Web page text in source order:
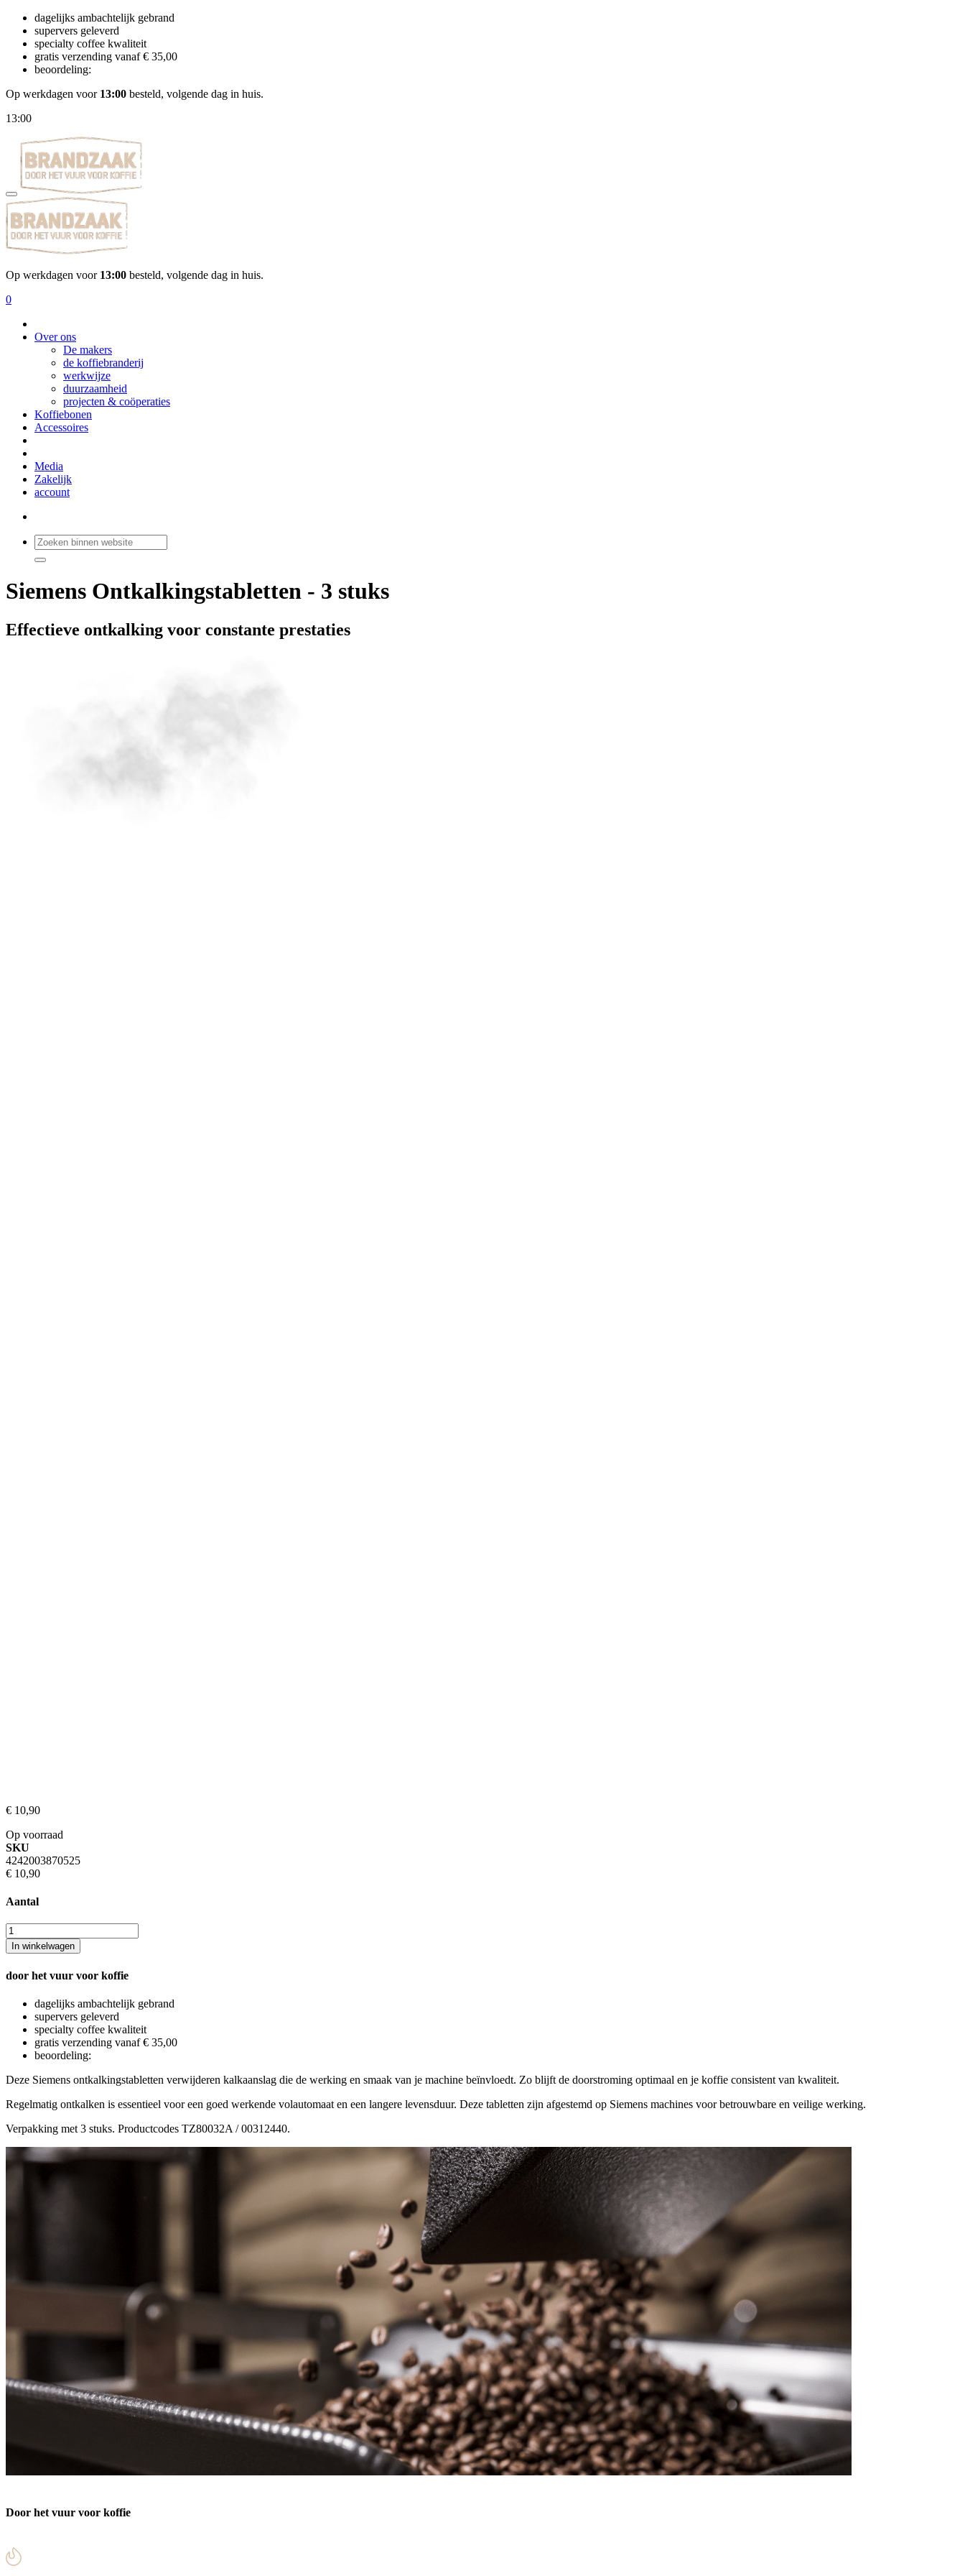
dagelijks ambachtelijk gebrand
supervers geleverd
specialty coffee kwaliteit
gratis verzending vanaf € 35,00
beoordeling:
Op werkdagen voor 13:00 besteld, volgende dag in huis.
13:00
Op werkdagen voor 13:00 besteld, volgende dag in huis.
0
Over ons
De makers
de koffiebranderij
werkwijze
duurzaamheid
projecten & coöperaties
Koffiebonen
Accessoires
Media
Zakelijk
account
Siemens Ontkalkingstabletten - 3 stuks
Effectieve ontkalking voor constante prestaties
€ 10,90
Op voorraad
SKU
4242003870525
€ 10,90
Aantal
In winkelwagen
door het vuur voor koffie
dagelijks ambachtelijk gebrand
supervers geleverd
specialty coffee kwaliteit
gratis verzending vanaf € 35,00
beoordeling:
Deze Siemens ontkalkingstabletten verwijderen kalkaanslag die de werking en smaak van je machine beïnvloedt. Zo blijft de doorstroming optimaal en je koffie consistent van kwaliteit.
Regelmatig ontkalken is essentieel voor een goed werkende volautomaat en een langere levensduur. Deze tabletten zijn afgestemd op Siemens machines voor betrouwbare en veilige werking.
Verpakking met 3 stuks. Productcodes TZ80032A / 00312440.
Door het vuur voor koffie